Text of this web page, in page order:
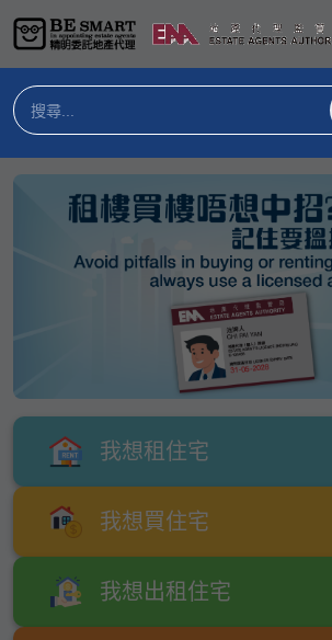
我想租住宅
我想買住宅
我想出租住宅